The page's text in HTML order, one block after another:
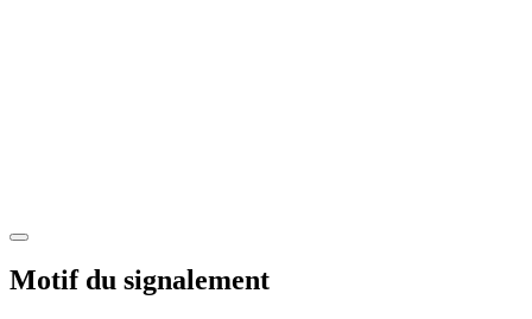
Motif du signalement